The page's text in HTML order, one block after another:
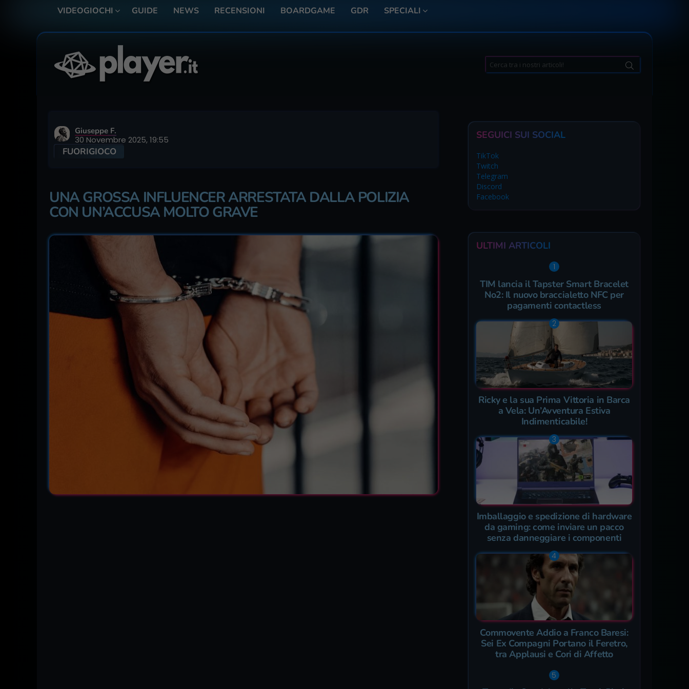
VIDEOGIOCHI GUIDE NEWS RECENSIONI BOARDGAME GDR SPECIALI
Search
for:
Giuseppe F.
30 Novembre 2025, 19:55
FUORIGIOCO
UNA GROSSA INFLUENCER ARRESTATA DALLA POLIZIA
CON UN’ACCUSA MOLTO GRAVE
SEGUICI SUI SOCIAL
TikTok
Twitch
Telegram
Discord
Facebook
ULTIMI ARTICOLI
TIM lancia il Tapster Smart Bracelet
No2: Il nuovo braccialetto NFC per
pagamenti contactless
Ricky e la sua Prima Vittoria in Barca
a Vela: Un’Avventura Estiva
Indimenticabile!
Imballaggio e spedizione di hardware
da gaming: come inviare un pacco
senza danneggiare i componenti
Commovente Addio a Franco Baresi:
Sei Ex Compagni Portano il Feretro,
tra Applausi e Cori di Affetto